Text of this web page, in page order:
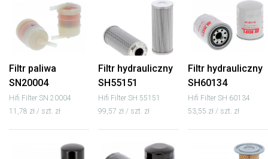
Filtr paliwa
SN20004
Hifi Filter SN 20004
11,78 zł / szt. zł
Filtr hydrauliczny
SH55151
Hifi Filter SH 55151
99,57 zł / szt. zł
Filtr hydrauliczny
SH60134
Hifi Filter SH 60134
53,55 zł / szt. zł